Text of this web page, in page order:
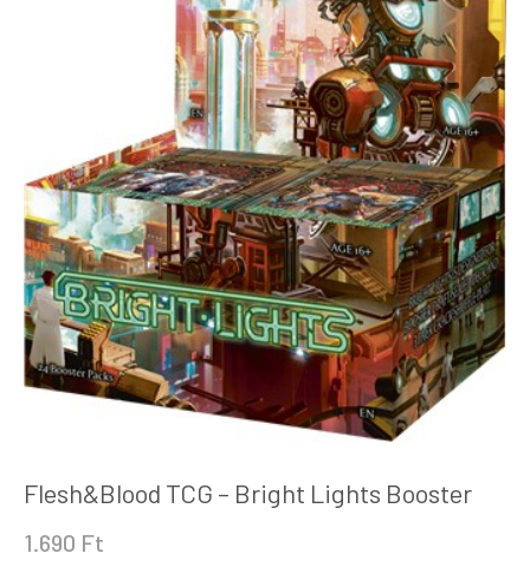
Flesh&Blood TCG – Bright Lights Booster
1.690 Ft